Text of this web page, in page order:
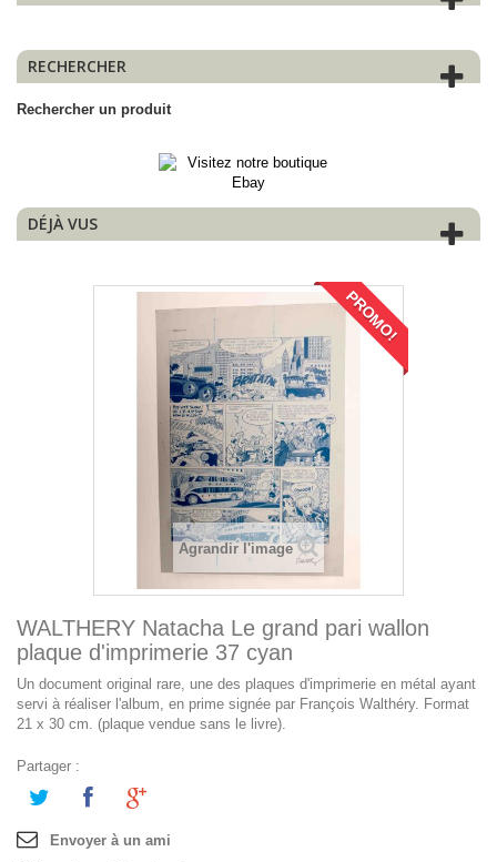
RECHERCHER
Rechercher un produit
DÉJÀ VUS
PROMO!
Agrandir l'image
WALTHERY Natacha Le grand pari wallon
plaque d'imprimerie 37 cyan
Un document original rare, une des plaques d'imprimerie en métal ayant
servi à réaliser l'album, en prime signée par François Walthéry. Format
21 x 30 cm. (plaque vendue sans le livre).
Partager :
Envoyer à un ami